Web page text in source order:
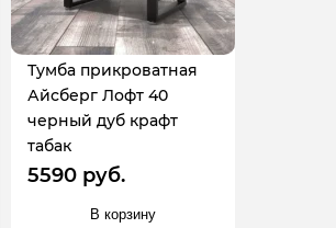
Тумба прикроватная
Айсберг Лофт 40
черный дуб крафт
табак
5590 руб.
В корзину